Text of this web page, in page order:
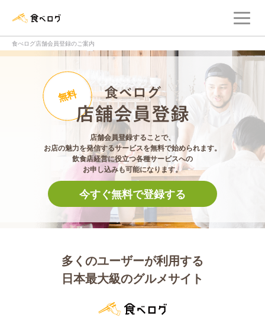
食べログ店舗会員登録のご案内
食べログ店舗会員
無料
店舗会員登録することで、
お店の魅力を発信するサービスを無料で始められます。
飲食店経営に役立つ各種サービスへの
お申し込みも可能になります。
今すぐ無料で登録する
多くのユーザーが利用する
日本最大級のグルメサイト